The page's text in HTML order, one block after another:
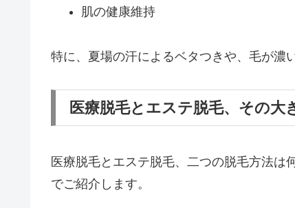
肌の健康維持
特に、夏場の汗によるベタつきや、毛が濃
医療脱毛とエステ脱毛、その大
医療脱毛とエステ脱毛、二つの脱毛方法は
でご紹介します。